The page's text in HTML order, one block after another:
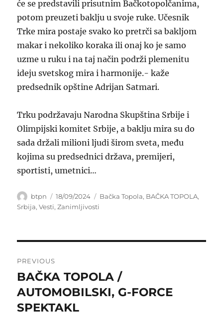
će se predstavili prisutnim Bačkotopolčanima,
potom preuzeti baklju u svoje ruke. Učesnik
Trke mira postaje svako ko pretrči sa bakljom
makar i nekoliko koraka ili onaj ko je samo
uzme u ruku i na taj način podrži plemenitu
ideju svetskog mira i harmonije.- kaže
predsednik opštine Adrijan Satmari.
Trku podržavaju Narodna Skupština Srbije i
Olimpijski komitet Srbije, a baklju mira su do
sada držali milioni ljudi širom sveta, među
kojima su predsednici država, premijeri,
sportisti, umetnici…
Author
btpn
Posted
on
18/09/2024 Categories
Bačka Topola, BAČKA TOPOLA,
Srbija,Vesti,Zanimljivosti
navigation
PREVIOUS
Previous
post:
BAČKA TOPOLA /
AUTOMOBILSKI, G-FORCE
SPEKTAKL